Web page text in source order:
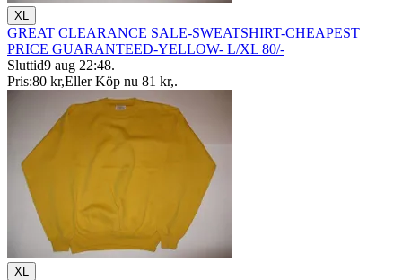
XL
GREAT CLEARANCE SALE-SWEATSHIRT-CHEAPEST
PRICE GUARANTEED-YELLOW- L/XL 80/-
Sluttid9 aug 22:48.
Pris:80 kr,Eller Köp nu 81 kr,.
XL